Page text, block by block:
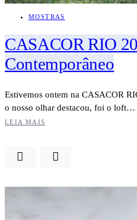
MOSTRAS
CASACOR RIO
Contemporâneo
Estivemos ontem na CASACOR
o nosso olhar destacou, foi o loft…
LEIA MAIS